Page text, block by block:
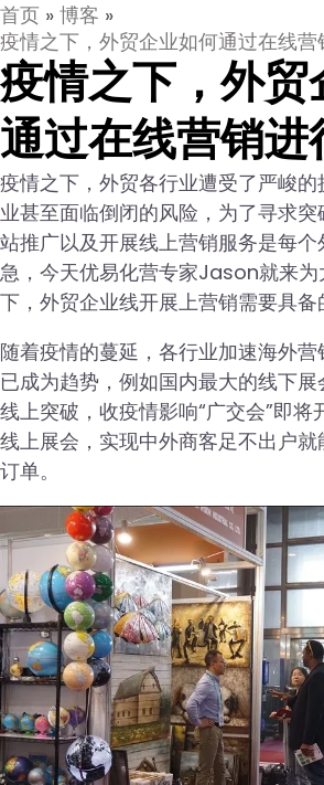
首页 » 博客 »
疫情之下，外贸企业如何通过在线营
疫情之下，外
通过在线营销进
疫情之下，外贸各行业遭受了严峻
业甚至面临倒闭的风险，为了寻求
站推广以及开展线上营销服务是每个
急，今天优易化营专家Jason就来为
下，外贸企业线开展上营销需要具备
随着疫情的蔓延，各行业加速海外
已成为趋势，例如国内最大的线下展
线上突破，收疫情影响“广交会”即将
线上展会，实现中外商客足不出户
订单。